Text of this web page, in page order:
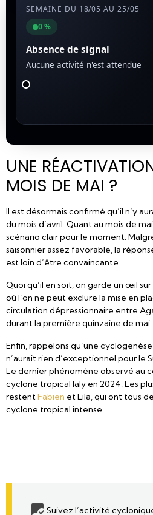
SEMAINE DU 18/05 AU 25/05
0 %
Absence de signal
Aucune activité n'est attendue
UNE
MOIS DE MAI ?
Il est désormais confirmé qu’il n’y
du mois d’avril. Quant au mois de
scénario clair pour le moment.
saisonnier assez favorable, la
est loin d’être convaincante.
Quoi qu’il en soit, on garde un œil
où l’on ne peut exclure la mise en
circulation dépressionnaire entre
durant la première quinzaine de mai.
Enfin, rappelons qu’une
n’aurait rien d’exceptionnel pour le
Le dernier phénomène observé au
cyclone tropical Ialy en 2024. Les
restentFabien et Lila, qui ont tous
cyclone tropical intense.
Suivez l’activité